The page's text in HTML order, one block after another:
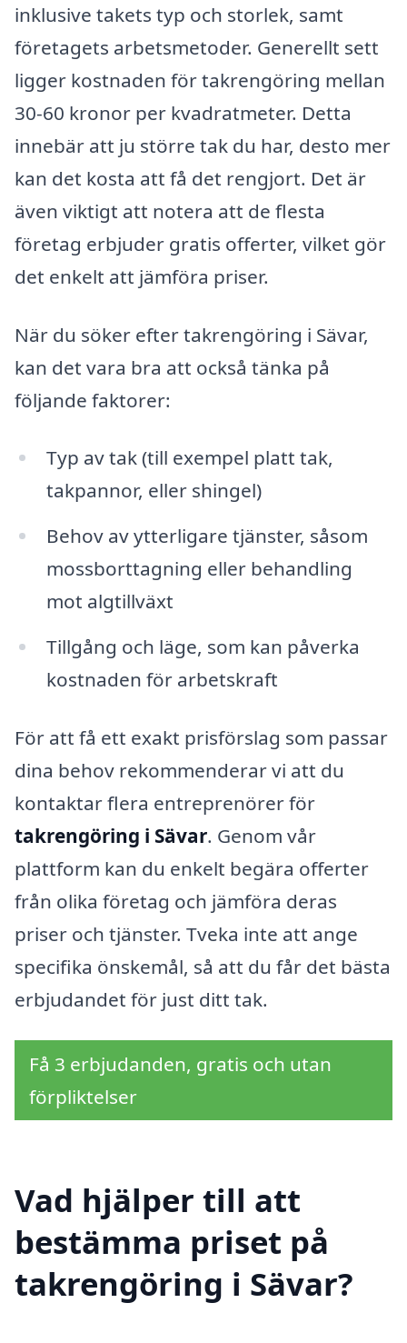
inklusive takets typ och storlek, samt
företagets arbetsmetoder. Generellt sett
ligger kostnaden för takrengöring mellan
30-60 kronor per kvadratmeter. Detta
innebär att ju större tak du har, desto mer
kan det kosta att få det rengjort. Det är
även viktigt att notera att de flesta
företag erbjuder gratis offerter, vilket gör
det enkelt att jämföra priser.
När du söker efter takrengöring i Sävar,
kan det vara bra att också tänka på
följande faktorer:
Typ av tak (till exempel platt tak,
takpannor, eller shingel)
Behov av ytterligare tjänster, såsom
mossborttagning eller behandling
mot algtillväxt
Tillgång och läge, som kan påverka
kostnaden för arbetskraft
För att få ett exakt prisförslag som passar
dina behov rekommenderar vi att du
kontaktar flera entreprenörer för
takrengöring i Sävar. Genom vår
plattform kan du enkelt begära offerter
från olika företag och jämföra deras
priser och tjänster. Tveka inte att ange
specifika önskemål, så att du får det bästa
erbjudandet för just ditt tak.
Få 3 erbjudanden, gratis och utan
förpliktelser
Vad hjälper till att
bestämma priset på
takrengöring i Sävar?